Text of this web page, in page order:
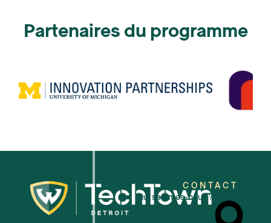
Partenaires du programme
Qui sommes-nous ?
CONTACT